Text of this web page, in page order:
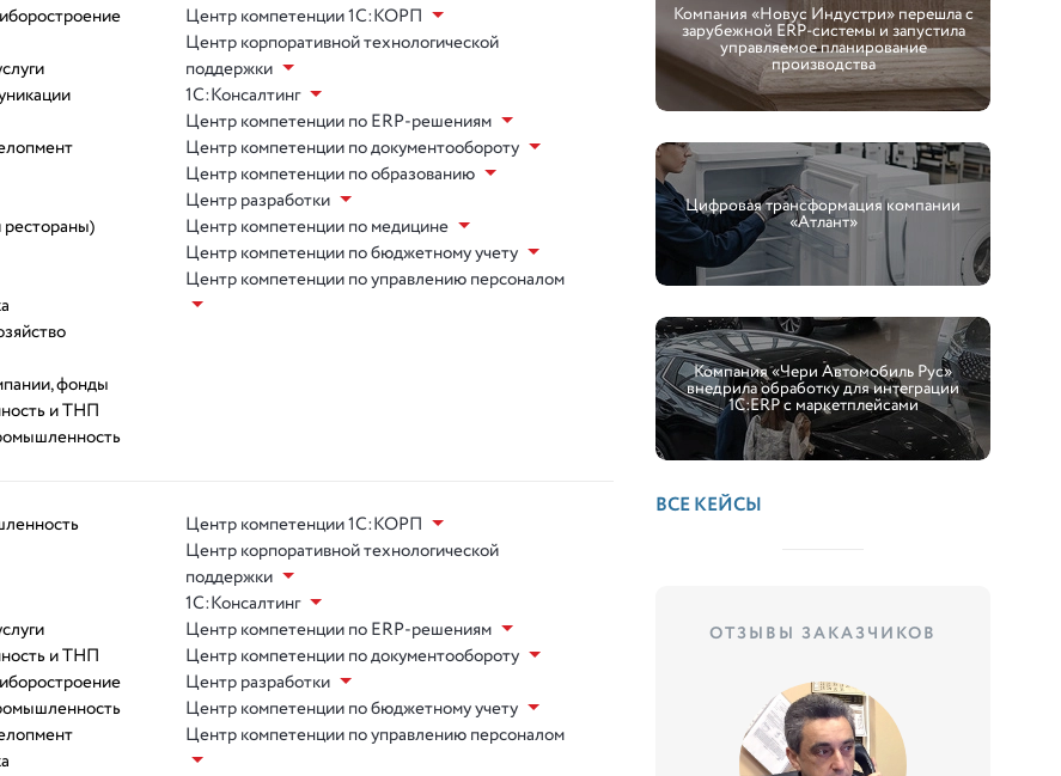
рестораны)
фонды
и ТНП
Центр компетенции 1С:КОРП
Центр корпоративной технологической
поддержки
1С:Консалтинг
Центр компетенции по ERP-решениям
Центр компетенции по документообороту
Центр компетенции по образованию
Центр разработки
Центр компетенции по медицине
Центр компетенции по бюджетному учету
Центр компетенции по управлению персоналом
и ТНП
Центр компетенции 1С:КОРП
Центр корпоративной технологической
поддержки
1С:Консалтинг
Центр компетенции по ERP-решениям
Центр компетенции по документообороту
Центр разработки
Центр компетенции по бюджетному учету
Центр компетенции по управлению персоналом
Компания «Новус Индустри» перешла с
зарубежной ERP-системы и запустила
управляемое планирование
производства
Цифровая трансформация компании
«Атлант»
Компания «Чери Автомобиль Рус»
внедрила обработку для интеграции
1С:ERP с маркетплейсами
ВСЕ КЕЙСЫ
ОТЗЫВЫ ЗАКАЗЧИКОВ